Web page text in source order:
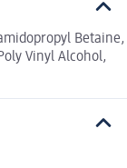
Betaine,
Vinyl Alcohol,